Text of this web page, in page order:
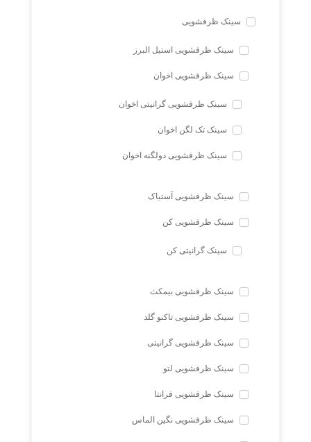
سینک ظرفشویی
سینک ظرفشویی استیل البرز
سینک ظرفشویی اخوان
سینک ظرفشویی گرانیتی اخوان
سینک تک لگن اخوان
سینک ظرفشویی دولگنه اخوان
سینک ظرفشویی آستیاک
سینک ظرفشویی کن
سینک گرانیتی کن
سینک ظرفشویی بیمکث
سینک ظرفشویی تاکنو گلد
سینک ظرفشویی گرانیتی
سینک ظرفشویی لتو
سینک ظرفشویی فرانتا
سینک ظرفشویی نگین الماس